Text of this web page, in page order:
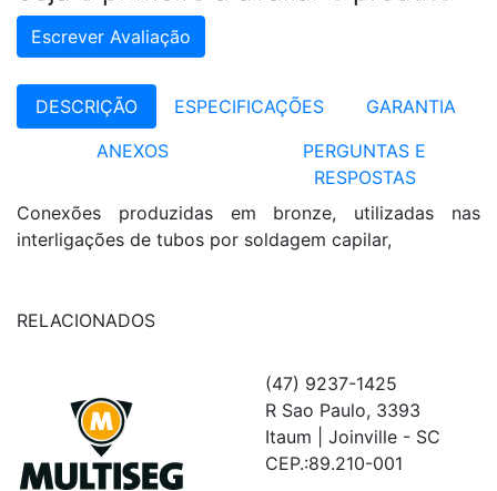
Escrever Avaliação
DESCRIÇÃO ESPECIFICAÇÕES
GARANTIA
ANEXOS
PERGUNTAS E
RESPOSTAS
Conexões produzidas em bronze, utilizadas nas
interligações de tubos por soldagem capilar,
RELACIONADOS
(47) 9237-1425
R Sao Paulo, 3393
Itaum | Joinville - SC
CEP.:89.210-001